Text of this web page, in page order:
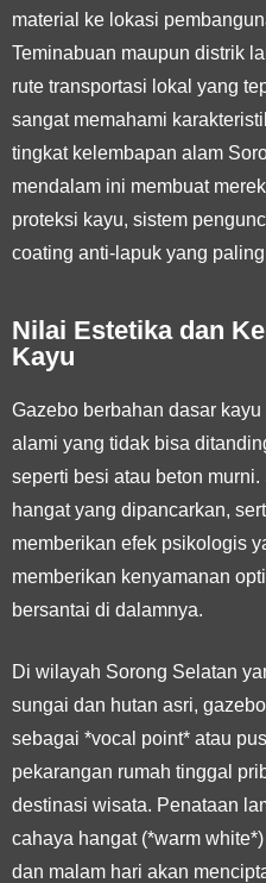
material ke lokasi
Teminabuan maupun distrik
rute transportasi lokal yang
sangat memahami
tingkat kelembapan alam
mendalam ini membuat
proteksi kayu, sistem
coating anti-lapuk yang
Nilai Estetika dan
Kayu
Gazebo berbahan dasar
alami yang tidak bisa
seperti besi atau beton
hangat yang dipancarkan,
memberikan efek psikologis
memberikan kenyamanan
bersantai di dalamnya.
Di wilayah Sorong Selatan
sungai dan hutan asri,
sebagai *vocal point* atau
pekarangan rumah tinggal
destinasi wisata. Penataan
cahaya hangat (*warm
dan malam hari akan